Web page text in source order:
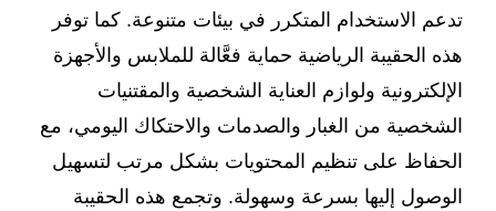
تدعم الاستخدام المتكرر في بيئات متنوعة. كما توفر
هذه الحقيبة الرياضية حماية فعَّالة للملابس والأجهزة
الإلكترونية ولوازم العناية الشخصية والمقتنيات
الشخصية من الغبار والصدمات والاحتكاك اليومي، مع
الحفاظ على تنظيم المحتويات بشكل مرتب لتسهيل
الوصول إليها بسرعة وسهولة. وتجمع هذه الحقيبة